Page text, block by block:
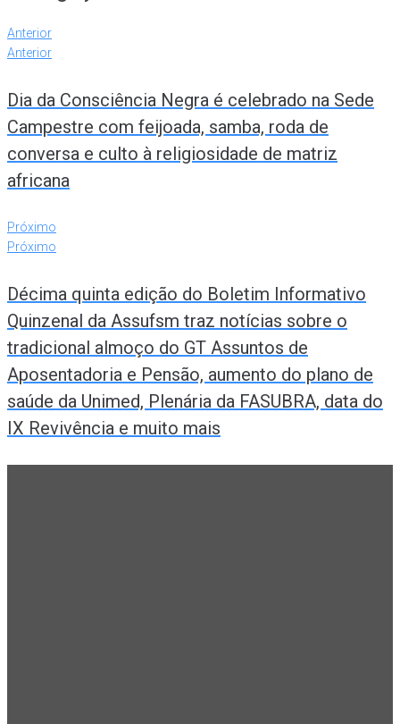
Anterior
Anterior
Dia da Consciência Negra é celebrado na Sede
Campestre com feijoada, samba, roda de
conversa e culto à religiosidade de matriz
africana
Próximo
Próximo
Décima quinta edição do Boletim Informativo
Quinzenal da Assufsm traz notícias sobre o
tradicional almoço do GT Assuntos de
Aposentadoria e Pensão, aumento do plano de
saúde da Unimed, Plenária da FASUBRA, data do
IX Revivência e muito mais